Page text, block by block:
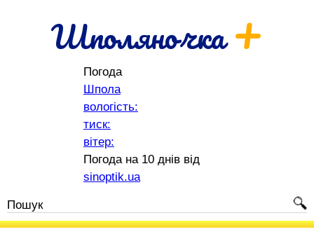
Шполяночка+
Погода
Шпола
вологість:
тиск:
вітер:
Погода на 10 днів від
sinoptik.ua